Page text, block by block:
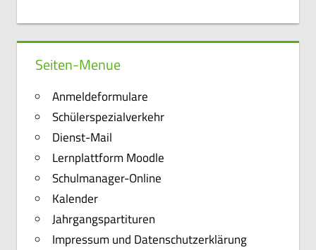
Seiten-Menue
Anmeldeformulare
Schülerspezialverkehr
Dienst-Mail
Lernplattform Moodle
Schulmanager-Online
Kalender
Jahrgangspartituren
Impressum und Datenschutzerklärung